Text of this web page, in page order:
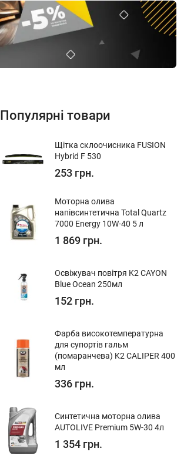
Популярні товари
Щітка склоочисника FUSION
Hybrid F 530
253 грн.
Моторна олива
напівсинтетична Total Quartz
7000 Energy 10W-40 5 л
1 869 грн.
Освіжувач повітря K2 CAYON
Blue Ocean 250мл
152 грн.
Фарба високотемпературна
для супортів гальм
(помаранчева) K2 CALIPER 400
мл
336 грн.
Синтетична моторна олива
AUTOLIVE Premium 5W-30 4л
1 354 грн.